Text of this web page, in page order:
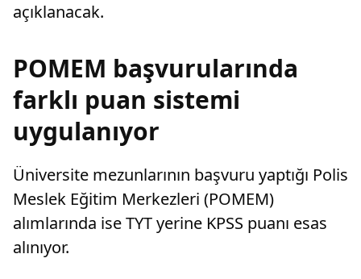
açıklanacak.
POMEM başvurularında
farklı puan sistemi
uygulanıyor
Üniversite mezunlarının başvuru yaptığı Polis
Meslek Eğitim Merkezleri (POMEM)
alımlarında ise TYT yerine KPSS puanı esas
alınıyor.